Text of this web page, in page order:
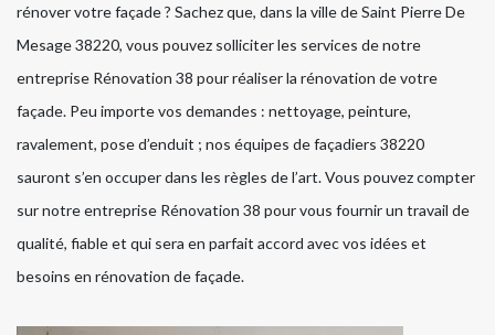
rénover votre façade ? Sachez que, dans la ville de Saint Pierre De
Mesage 38220, vous pouvez solliciter les services de notre
entreprise Rénovation 38 pour réaliser la rénovation de votre
façade. Peu importe vos demandes : nettoyage, peinture,
ravalement, pose d’enduit ; nos équipes de façadiers 38220
sauront s’en occuper dans les règles de l’art. Vous pouvez compter
sur notre entreprise Rénovation 38 pour vous fournir un travail de
qualité, fiable et qui sera en parfait accord avec vos idées et
besoins en rénovation de façade.